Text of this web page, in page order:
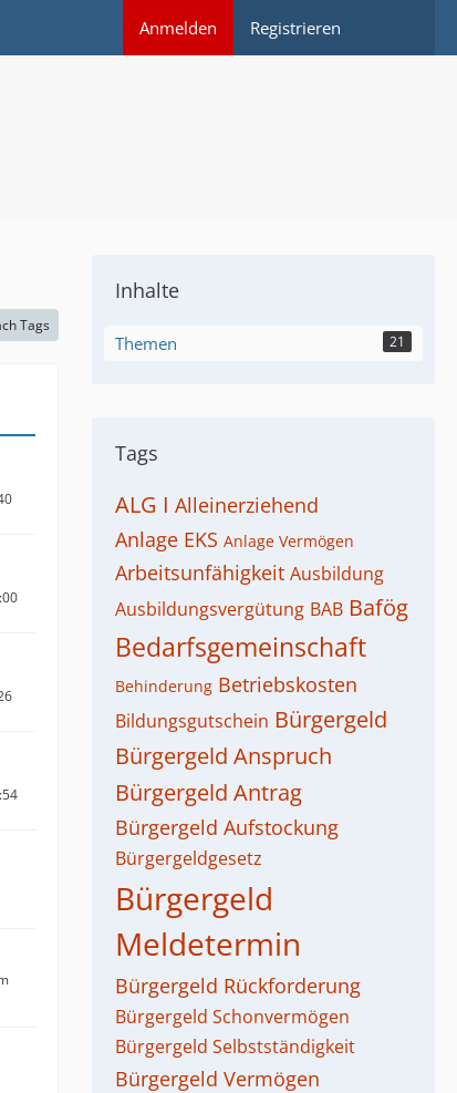
Anmelden Registrieren
Tags
Inhalte
Themen 21
Tags
ALG I Alleinerziehend
Anlage EKS Anlage Vermögen
Arbeitsunfähigkeit Ausbildung
Ausbildungsvergütung BAB Bafög
Bedarfsgemeinschaft
Behinderung Betriebskosten
Bildungsgutschein Bürgergeld
Bürgergeld Anspruch
Bürgergeld Antrag
Bürgergeld Aufstockung
Bürgergeldgesetz
Bürgergeld
Meldetermin
Bürgergeld Rückforderung
Bürgergeld Schonvermögen
Bürgergeld Selbstständigkeit
Bürgergeld Vermögen